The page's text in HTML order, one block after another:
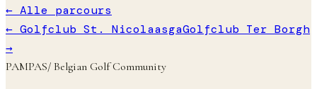
← Alle parcours
← Golfclub St. NicolaasgaGolfclub Ter Borgh
→
PAMPAS/ Belgian Golf Community